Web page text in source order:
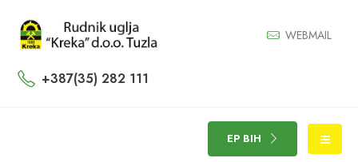
WEBMAIL
+387(35) 282 111
EP BIH